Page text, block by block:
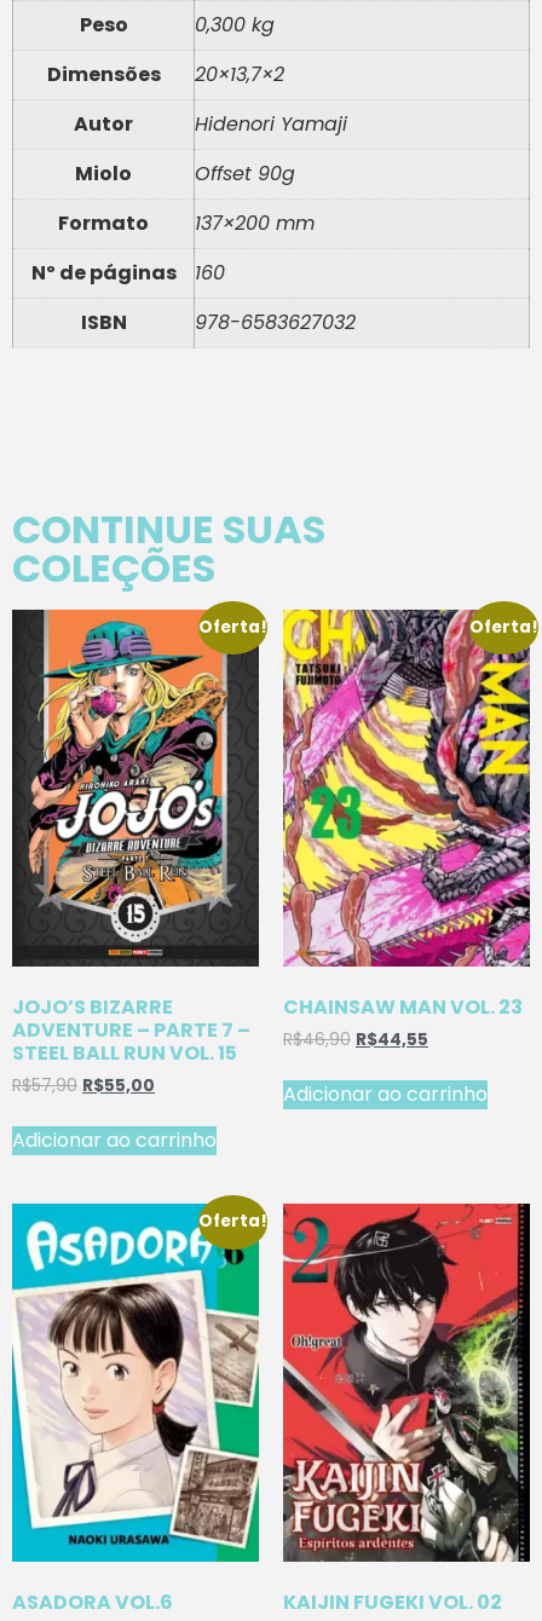
Peso
0,300 kg
Dimensões
20×13,7×2
Autor
Hidenori Yamaji
Miolo
Offset 90g
Formato
137×200 mm
Nº de páginas
160
ISBN
978-6583627032
CONTINUE SUAS
COLEÇÕES
Oferta!
JOJO’S BIZARRE
ADVENTURE – PARTE 7 –
STEEL BALL RUN VOL. 15
R$57,90 R$55,00
Adicionar ao carrinho
Oferta!
CHAINSAW MAN VOL. 23
R$46,90 R$44,55
Adicionar ao carrinho
Oferta!
ASADORA VOL.6 KAIJIN FUGEKI VOL. 02